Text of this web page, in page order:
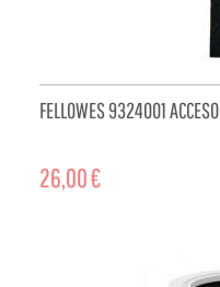
FELLOWES 9324001
26,00 €